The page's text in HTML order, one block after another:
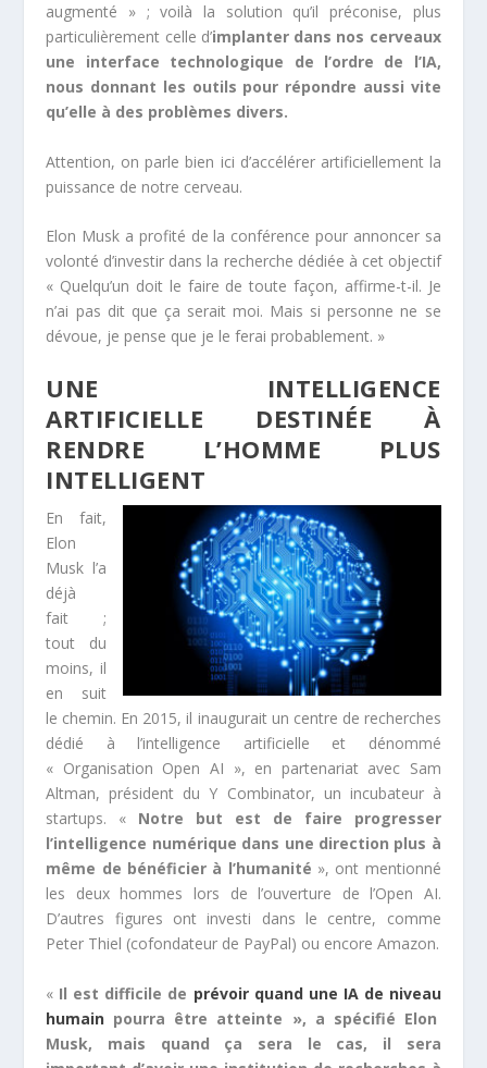
augmenté » ; voilà la solution qu’il préconise, plus
particulièrement celle d’implanter dans nos cerveaux
une interface technologique de l’ordre de l’IA,
nous donnant les outils pour répondre aussi vite
qu’elle à des problèmes divers.
Attention, on parle bien ici d’accélérer artificiellement la
puissance de notre cerveau.
Elon Musk a profité de la conférence pour annoncer sa
volonté d’investir dans la recherche dédiée à cet objectif
« Quelqu’un doit le faire de toute façon, affirme-t-il. Je
n’ai pas dit que ça serait moi. Mais si personne ne se
dévoue, je pense que je le ferai probablement. »
UNE INTELLIGENCE
ARTIFICIELLE DESTINÉE À
RENDRE L’HOMME PLUS
INTELLIGENT
En fait,
Elon
Musk l’a
déjà
fait ;
tout du
moins, il
en suit
le chemin. En 2015, il inaugurait un centre de recherches
dédié à l’intelligence artificielle et dénommé
« Organisation Open AI », en partenariat avec Sam
Altman, président du Y Combinator, un incubateur à
startups. « Notre but est de faire progresser
l’intelligence numérique dans une direction plus à
même de bénéficier à l’humanité », ont mentionné
les deux hommes lors de l’ouverture de l’Open AI.
D’autres figures ont investi dans le centre, comme
Peter Thiel (cofondateur de PayPal) ou encore Amazon.
« Il est difficile de prévoir quand une IA de niveau
humain pourra être atteinte », a spécifié Elon
Musk, mais quand ça sera le cas, il sera